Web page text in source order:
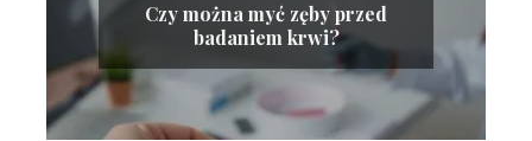
Czy można myć zęby przed
badaniem krwi?